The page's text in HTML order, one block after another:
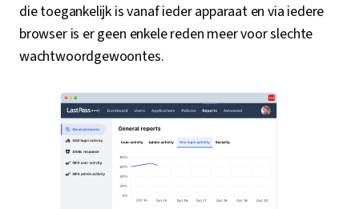
die toegankelijk is vanaf ieder apparaat en via iedere
browser is er geen enkele reden meer voor slechte
wachtwoordgewoontes.